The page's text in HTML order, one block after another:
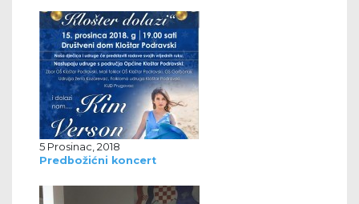
5 Prosinac, 2018
Predbožićni koncert